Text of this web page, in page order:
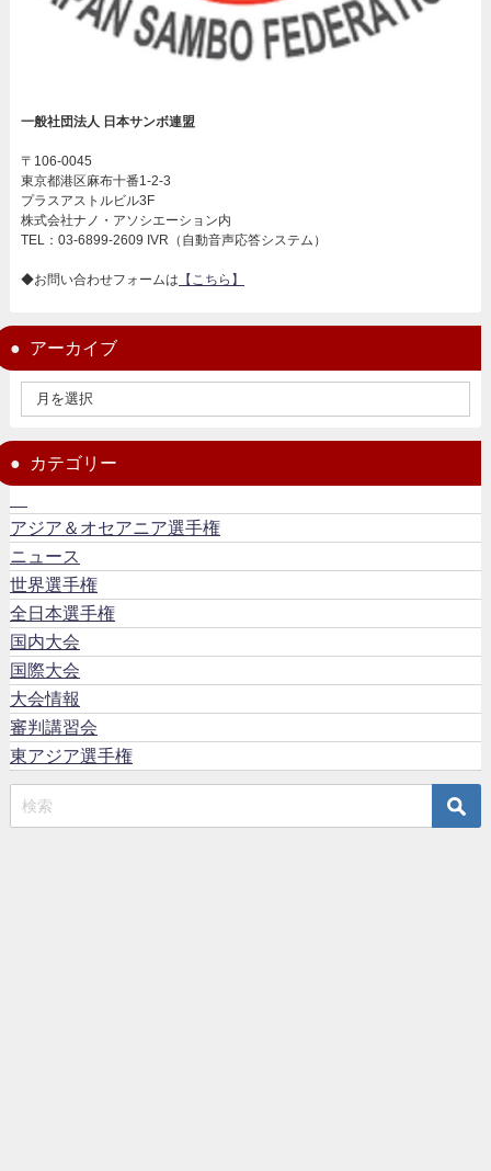
一般社団法人 日本サンボ連盟
〒106-0045
東京都港区麻布十番1-2-3
プラスアストルビル3F
株式会社ナノ・アソシエーション内
TEL：03-6899-2609 IVR（自動音声応答システム）
◆お問い合わせフォームは 【こちら】
アーカイブ
カテゴリー
アジア＆オセアニア選手権
ニュース
世界選手権
全日本選手権
国内大会
国際大会
大会情報
審判講習会
東アジア選手権